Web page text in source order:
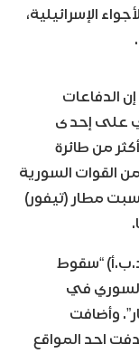
الإسرائيلية،
الدفاعات
على إحدى
من طائرة
القوات السورية
مطار (تيفور)
(د.ب.أ) “سقوط
في
وأضافت
احد المواقع